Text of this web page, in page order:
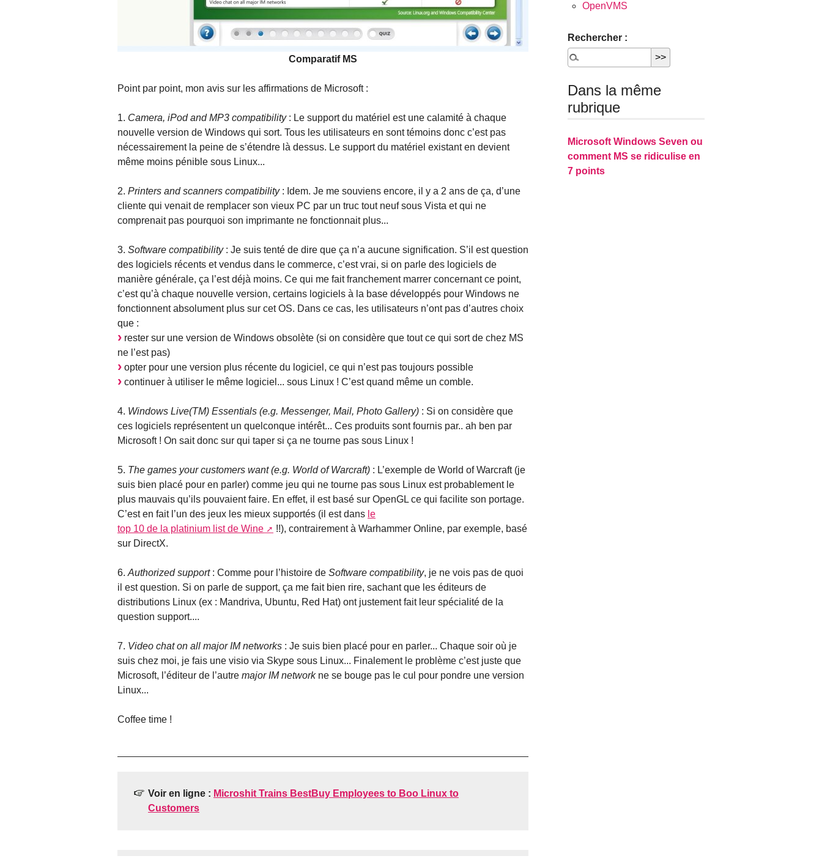
Comparatif MS
Point par point, mon avis sur les affirmations de Microsoft :
1. Camera, iPod and MP3 compatibility: Le support du matériel est une calamité à chaque
nouvelle version de Windows qui sort. Tous les utilisateurs en sont témoins donc c’est pas
nécessairement la peine de s’étendre là dessus. Le support du matériel existant en devient
même moins pénible sous Linux...
2. Printers and scanners compatibility: Idem. Je me souviens encore, il y a 2 ans de ça, d’une
cliente qui venait de remplacer son vieux PC par un truc tout neuf sous Vista et qui ne
comprenait pas pourquoi son imprimante ne fonctionnait plus...
3. Software compatibility: Je suis tenté de dire que ça n’a aucune signification. S’il est question
des logiciels récents et vendus dans le commerce, c’est vrai, si on parle des logiciels de
manière générale, ça l’est déjà moins. Ce qui me fait franchement marrer concernant ce point,
c’est qu’à chaque nouvelle version, certains logiciels à la base développés pour Windows ne
fonctionnent absolument plus sur cet OS. Dans ce cas, les utilisateurs n’ont pas d’autres choix
que :
rester sur une version de Windows obsolète (si on considère que tout ce qui sort de chez MS
ne l’est pas)
opter pour une version plus récente du logiciel, ce qui n’est pas toujours possible
continuer à utiliser le même logiciel... sous Linux ! C’est quand même un comble.
4. Windows Live(TM) Essentials (e.g. Messenger, Mail, Photo Gallery) : Si on considère que
ces logiciels représentent un quelconque intérêt... Ces produits sont fournis par.. ah ben par
Microsoft ! On sait donc sur qui taper si ça ne tourne pas sous Linux !
5. The games your customers want (e.g. World of Warcraft) : L’exemple de World of Warcraft (je
suis bien placé pour en parler) comme jeu qui ne tourne pas sous Linux est probablement le
plus mauvais qu’ils pouvaient faire. En effet, il est basé sur OpenGL ce qui facilite son portage.
C’est en fait l’un des jeux les mieux supportés (il est dans le
top 10 de la platinium list de Wine
!!), contrairement à Warhammer Online, par exemple, basé
sur DirectX.
6. Authorized support: Comme pour l’histoire de Software compatibility, je ne vois pas de quoi
il est question. Si on parle de support, ça me fait bien rire, sachant que les éditeurs de
distributions Linux (ex : Mandriva, Ubuntu, Red Hat) ont justement fait leur spécialité de la
question support....
7. Video chat on all major IM networks : Je suis bien placé pour en parler... Chaque soir où je
suis chez moi, je fais une visio via Skype sous Linux... Finalement le problème c’est juste que
Microsoft, l’éditeur de l’autre major IM networkne se bouge pas le cul pour pondre une version
Linux...
Coffee time !
Voir en ligne : Microshit Trains BestBuy Employees to Boo Linux to
Customers
OpenVMS
Rechercher :
Dans la même
rubrique
Microsoft Windows Seven ou
comment MS se ridiculise en
7 points